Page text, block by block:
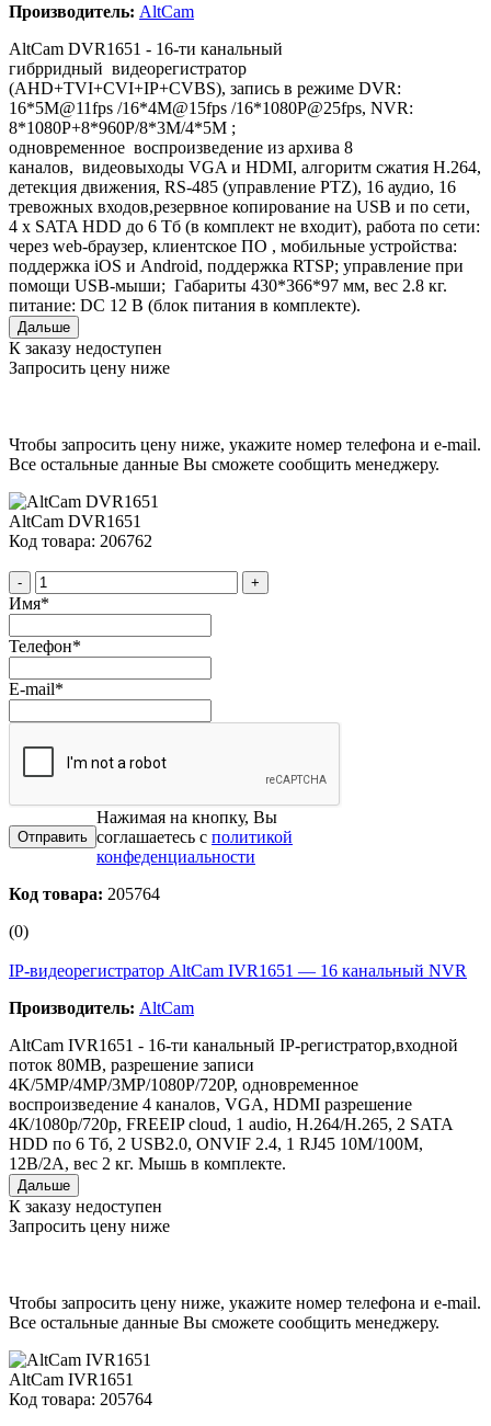
Производитель: AltCam
AltCam DVR1651 - 16-ти канальный
гибрридный видеорегистратор
(AHD+TVI+CVI+IP+CVBS), запись в режиме DVR:
16*5M@11fps /16*4M@15fps /16*1080P@25fps, NVR:
8*1080P+8*960P/8*3M/4*5M ;
одновременное воспроизведение из архива 8
каналов, видеовыходы VGA и HDMI, алгоритм сжатия H.264,
детекция движения, RS-485 (управление PTZ), 16 аудио, 16
тревожныx входов,резервное копирование на USB и по сети,
4 х SATA HDD до 6 Тб (в комплект не входит), работа по сети:
через web-браузер, клиентское ПО , мобильные устройства:
поддержка iOS и Android, поддержка RTSP; управление при
помощи USB-мыши; Габариты 430*366*97 мм, вес 2.8 кг.
питание: DC 12 В (блок питания в комплекте).
Дальше
К заказу недоступен
Запросить цену ниже
Чтобы запросить цену ниже, укажите номер телефона и e-mail.
Все остальные данные Вы сможете сообщить менеджеру.
AltCam DVR1651
Код товара: 206762
- +
Имя*
Телефон*
E-mail*
Нажимая на кнопку, Вы
соглашаетесь с политикой
конфеденциальности
Код товара: 205764
(0)
IP-видеорегистратор AltCam IVR1651 — 16 канальный NVR
Производитель: AltCam
AltCam IVR1651 - 16-ти канальный IP-регистратор,входной
поток 80MB, разрешение записи
4K/5MP/4MP/3MP/1080P/720P, одновременное
воспроизведение 4 каналов, VGA, HDMI разрешение
4К/1080р/720р, FREEIP cloud, 1 audio, H.264/H.265, 2 SATA
HDD по 6 Тб, 2 USB2.0, ONVIF 2.4, 1 RJ45 10M/100M,
12B/2А, вес 2 кг. Мышь в комплекте.
Дальше
К заказу недоступен
Запросить цену ниже
Чтобы запросить цену ниже, укажите номер телефона и e-mail.
Все остальные данные Вы сможете сообщить менеджеру.
AltCam IVR1651
Код товара: 205764